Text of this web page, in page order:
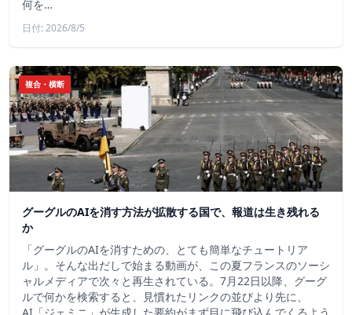
何を…
日付: 2026/8/5
複合・横断
グーグルのAIを消す方法が拡散する国で、報道は生き残れる
か
「グーグルのAIを消すための、とても簡単なチュートリア
ル」。そんな出だしで始まる動画が、この夏フランスのソーシ
ャルメディアで次々と再生されている。7月22日以降、グーグ
ルで何かを検索すると、見慣れたリンクの並びより先に、